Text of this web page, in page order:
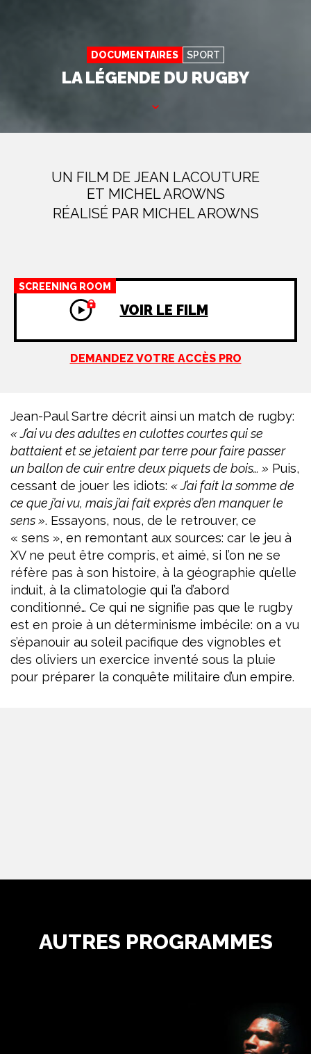
DOCUMENTAIRES SPORT
LA LÉGENDE DU RUGBY
UN FILM DE JEAN LACOUTURE
ET MICHEL AROWNS
RÉALISÉ PAR MICHEL AROWNS
SCREENING ROOM
VOIR LE FILM
DEMANDEZ VOTRE ACCÈS PRO
Jean-Paul Sartre décrit ainsi un match de rugby:
« J’ai vu des adultes en culottes courtes qui se
battaient et se jetaient par terre pour faire passer
un ballon de cuir entre deux piquets de bois… » Puis,
cessant de jouer les idiots: « J’ai fait la somme de
ce que j’ai vu, mais j’ai fait exprès d’en manquer le
sens ». Essayons, nous, de le retrouver, ce
« sens », en remontant aux sources: car le jeu à
XV ne peut être compris, et aimé, si l’on ne se
réfère pas à son histoire, à la géographie qu’elle
induit, à la climatologie qui l’a d’abord
conditionné… Ce qui ne signifie pas que le rugby
est en proie à un déterminisme imbécile: on a vu
s’épanouir au soleil pacifique des vignobles et
des oliviers un exercice inventé sous la pluie
pour préparer la conquête militaire d’un empire.
AUTRES PROGRAMMES